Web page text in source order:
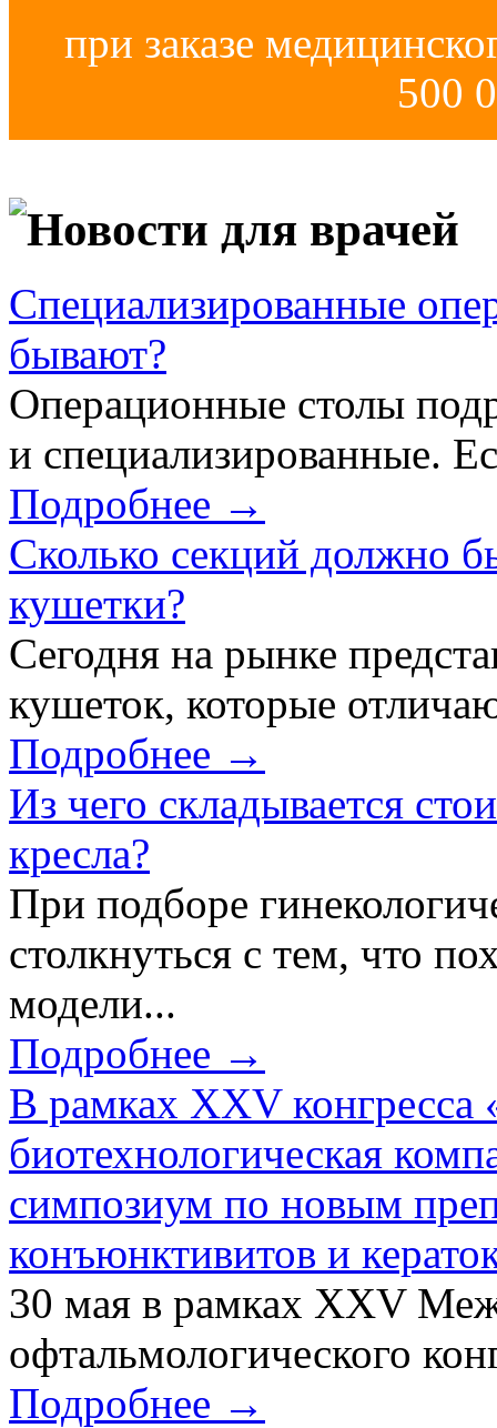
при заказе
500
Новости для врачей
Специализированные
бывают?
Операционные столы
и специализированные.
Подробнее →
Сколько секций должно
кушетки?
Сегодня на рынке
кушеток, которые
Подробнее →
Из чего складывается
кресла?
При подборе
столкнуться с тем, что
модели...
Подробнее →
В рамках XXV конгресса
биотехнологическая
симпозиум по новым
конъюнктивитов и
30 мая в рамках XXV
офтальмологического
Подробнее →